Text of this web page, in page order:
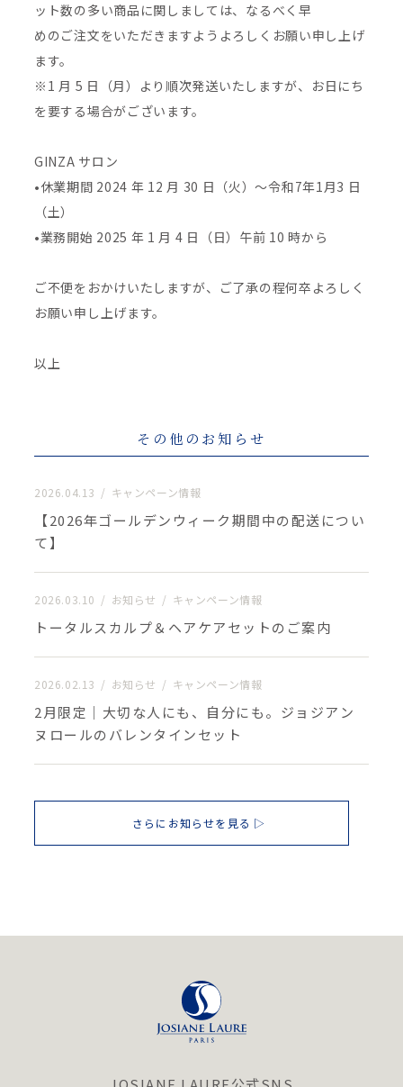
ット数の多い商品に関しましては、なるべく早
めのご注文をいただきますようよろしくお願い申し上げ
ます。
※1 月 5 日（月）より順次発送いたしますが、お日にち
を要する場合がございます。
GINZA サロン
•休業期間 2024 年 12 月 30 日（火）～令和7年1月3 日
（土）
•業務開始 2025 年 1 月 4 日（日）午前 10 時から
ご不便をおかけいたしますが、ご了承の程何卒よろしく
お願い申し上げます。
以上
その他のお知らせ
2026.04.13 キャンペーン情報
【2026年ゴールデンウィーク期間中の配送につい
て】
2026.03.10 お知らせ キャンペーン情報
トータルスカルプ＆ヘアケアセットのご案内
2026.02.13 お知らせ キャンペーン情報
2月限定｜大切な人にも、自分にも。ジョジアン
ヌロールのバレンタインセット
さらにお知らせを見る